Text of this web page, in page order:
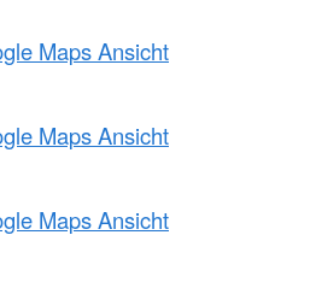
Maps Ansicht
Maps Ansicht
Maps Ansicht